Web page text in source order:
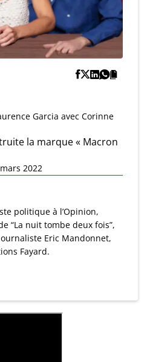
Garcia avec Corinne
la marque « Macron
2022
politique à l’Opinion,
“La nuit tombe deux fois”,
Eric Mandonnet,
Fayard.